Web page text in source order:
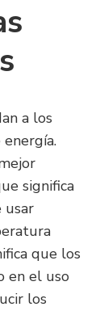
a los
significa
usar
que los
en el uso
los